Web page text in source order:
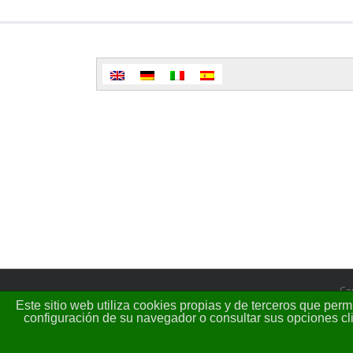
Este sitio web utiliza cookies propias y de terceros que
configuración de su navegador o consultar sus opciones